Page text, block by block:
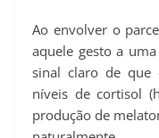
Ao envolver o
aquele gesto a
sinal claro de que
níveis de cortisol
produção de